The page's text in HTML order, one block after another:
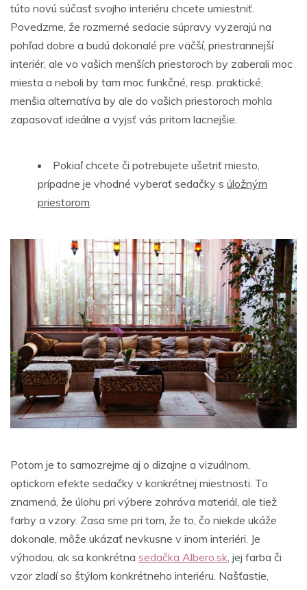
túto novú súčasť svojho interiéru chcete umiestniť.
Povedzme, že rozmerné sedacie súpravy vyzerajú na
pohľad dobre a budú dokonalé pre väčší, priestrannejší
interiér, ale vo vašich menších priestoroch by zaberali moc
miesta a neboli by tam moc funkčné, resp. praktické,
menšia alternatíva by ale do vašich priestoroch mohla
zapasovať ideálne a vyjsť vás pritom lacnejšie.
Pokiaľ chcete či potrebujete ušetriť miesto,
prípadne je vhodné vyberať sedačky s úložným
priestorom
Potom je to samozrejme aj o dizajne a vizuálnom,
optickom efekte sedačky v konkrétnej miestnosti. To
znamená, že úlohu pri výbere zohráva materiál, ale tiež
farby a vzory. Zasa sme pri tom, že to, čo niekde ukáže
dokonale, môže ukázať nevkusne v inom interiéri. Je
výhodou, ak sa konkrétna sedačka Albero.sk, jej farba či
vzor zladí so štýlom konkrétneho interiéru. Našťastie,